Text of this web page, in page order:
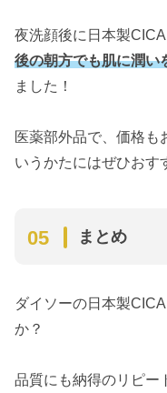
夜洗顔後に日本製
後の朝方でも肌に潤い
ました！
医薬部外品で、価格も
いうかたにはぜひおす
まとめ
ダイソーの日本製
か？
品質にも納得のリピー